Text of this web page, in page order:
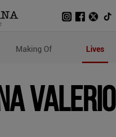
Valerio
Making Of Lives
Valerio